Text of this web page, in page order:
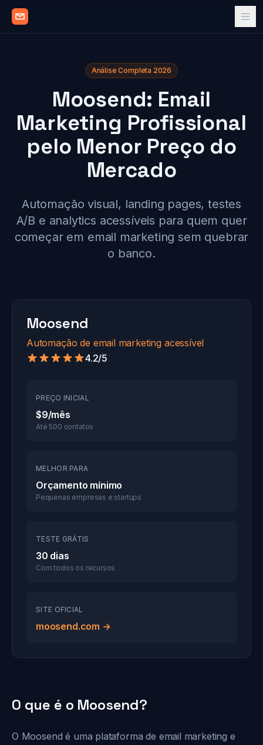
Análise Completa 2026
Moosend: Email
Marketing Profissional
pelo Menor Preço do
Mercado
Automação visual, landing pages, testes
A/B e analytics acessíveis para quem quer
começar em email marketing sem quebrar
o banco.
Moosend
Automação de email marketing acessível
4.2/5
PREÇO INICIAL
$9/mês
Até 500 contatos
MELHOR PARA
Orçamento mínimo
Pequenas empresas e startups
TESTE GRÁTIS
30 dias
Com todos os recursos
SITE OFICIAL
moosend.com →
O que é o Moosend?
O Moosend é uma plataforma de email marketing e